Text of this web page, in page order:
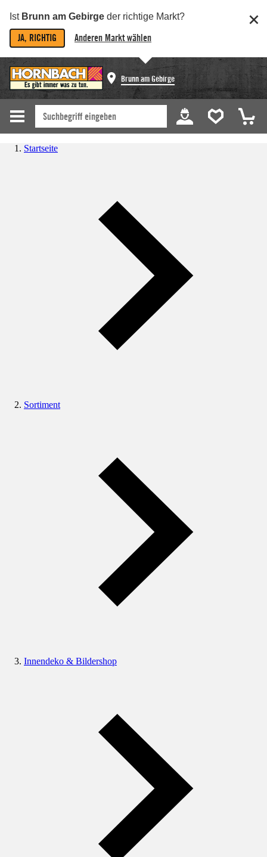
Ist Brunn am Gebirge der richtige Markt?
JA, RICHTIG Anderen Markt wählen
Brunn am Gebirge
Startseite
Sortiment
Innendeko & Bildershop